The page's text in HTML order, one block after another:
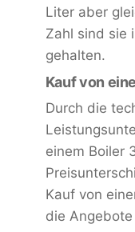
Liter aber
Zahl sind sie
gehalten.
Kauf von
Durch die
einem Boiler
Kauf von
die